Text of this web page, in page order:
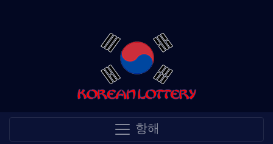
항해